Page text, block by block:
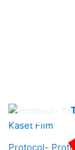
Protocol-